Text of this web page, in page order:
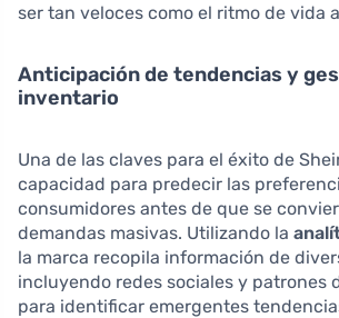
ser tan veloces como el ritmo de vida
Anticipación de tendencias y
inventario
Una de las claves para el éxito de
capacidad para predecir las
consumidores antes de que se
demandas masivas. Utilizando la
la marca recopila información de
incluyendo redes sociales y patrones
para identificar emergentes